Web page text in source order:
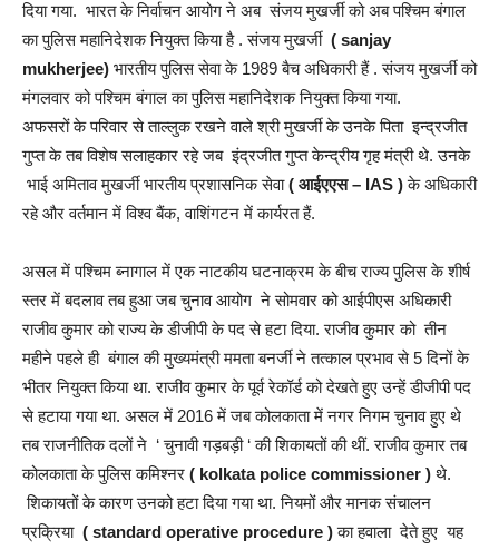
दिया गया. भारत के निर्वाचन आयोग ने अब संजय मुखर्जी को अब पश्चिम बंगाल
का पुलिस महानिदेशक नियुक्त किया है . संजय मुखर्जी ( sanjay
mukherjee) भारतीय पुलिस सेवा के 1989 बैच अधिकारी हैं . संजय मुखर्जी को
मंगलवार को पश्चिम बंगाल का पुलिस महानिदेशक नियुक्त किया गया.
अफसरों के परिवार से ताल्लुक रखने वाले श्री मुखर्जी के उनके पिता इन्द्रजीत
गुप्त के तब विशेष सलाहकार रहे जब इंद्रजीत गुप्त केन्द्रीय गृह मंत्री थे. उनके
भाई अमिताव मुखर्जी भारतीय प्रशासनिक सेवा( आईएएस – IAS )के अधिकारी
रहे और वर्तमान में विश्व बैंक, वाशिंगटन में कार्यरत हैं.
असल में पश्चिम ब्नागाल में एक नाटकीय घटनाक्रम के बीच राज्य पुलिस के शीर्ष
स्तर में बदलाव तब हुआ जब चुनाव आयोग ने सोमवार को आईपीएस अधिकारी
राजीव कुमार को राज्य के डीजीपी के पद से हटा दिया. राजीव कुमार को तीन
महीने पहले ही बंगाल की मुख्यमंत्री ममता बनर्जी ने तत्काल प्रभाव से 5 दिनों के
भीतर नियुक्त किया था. राजीव कुमार के पूर्व रेकॉर्ड को देखते हुए उन्हें डीजीपी पद
से हटाया गया था. असल में 2016 में जब कोलकाता में नगर निगम चुनाव हुए थे
तब राजनीतिक दलों ने ‘ चुनावी गड़बड़ी ‘ की शिकायतों की थीं. राजीव कुमार तब
कोलकाता के पुलिस कमिश्नर ( kolkata police commissioner ) थे.
शिकायतों के कारण उनको हटा दिया गया था. नियमों और मानक संचालन
प्रक्रिया ( standard operative procedure )का हवाला देते हुए यह